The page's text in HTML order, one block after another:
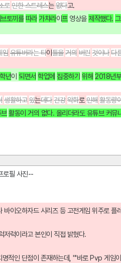
로 인한 스트레스는 없다고.
토끼를 따라 가챠라이프 영상을 제작했다. 그
임 유튜버라는 타이틀을 거의 버린 것이나 다
년이 되면서 학업에 집중하기 위해 2018년
생활하고 있는데다 건강 악화로 인해 활동량
활동이 거의 없다. 올리더라도 유튜브 커뮤
로필 사진--
바이오하자드 시리즈 등 고전게임 위주로
저럭이라고 본인이 직접 밝혔다.
명적인 단점이 존재하는데, '''바로 Pvp 게임